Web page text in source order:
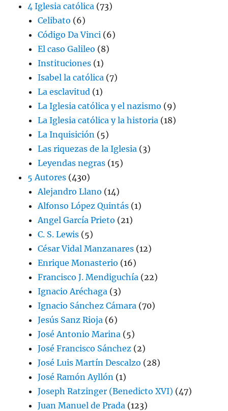
4 Iglesia católica (73)
Celibato (6)
Código Da Vinci (6)
El caso Galileo (8)
Instituciones (1)
Isabel la católica (7)
La esclavitud (1)
La Iglesia católica y el nazismo (9)
La Iglesia católica y la historia (18)
La Inquisición (5)
Las riquezas de la Iglesia (3)
Leyendas negras (15)
5 Autores (430)
Alejandro Llano (14)
Alfonso López Quintás (1)
Angel García Prieto (21)
C. S. Lewis (5)
César Vidal Manzanares (12)
Enrique Monasterio (16)
Francisco J. Mendiguchía (22)
Ignacio Aréchaga (3)
Ignacio Sánchez Cámara (70)
Jesús Sanz Rioja (6)
José Antonio Marina (5)
José Francisco Sánchez (2)
José Luis Martín Descalzo (28)
José Ramón Ayllón (1)
Joseph Ratzinger (Benedicto XVI) (47)
Juan Manuel de Prada (123)